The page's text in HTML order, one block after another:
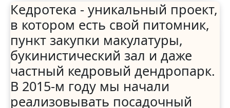
Кедротека - уникальный проект,
в котором есть свой питомник,
пункт закупки макулатуры,
букинистический зал и даже
частный кедровый дендропарк.
В 2015-м году мы начали
реализовывать посадочный